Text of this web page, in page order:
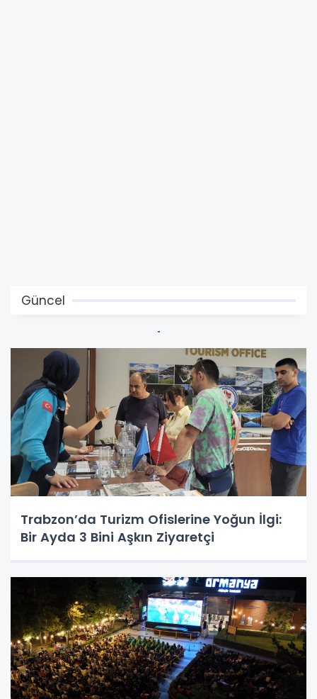
Güncel
Trabzon’da Turizm Ofislerine Yoğun İlgi:
Bir Ayda 3 Bini Aşkın Ziyaretçi